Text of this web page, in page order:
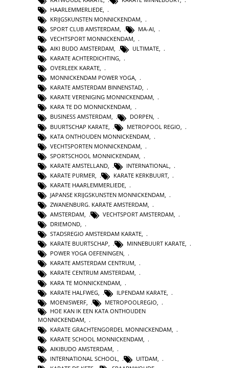
HAARLEMMERLIEDE
KRIJGSKUNSTEN MONNICKENDAM
SPORT CLUB AMSTERDAM
MA-AI
VECHTSPORT MONNICKENDAM
AIKI BUDO AMSTERDAM, ULTIMATE,
KARATE ACHTERDICHTING,
OVERLEEK KARATE,
MONNICKENDAM POWER YOGA,
KARATE AMSTERDAM BINNENSTAD,
KARATE VERENIGING MONNICKENDAM,
KARA TE DO MONNICKENDAM,
BUSINESS AMSTERDAM, DORPEN,
BUURTSCHAP KARATE
METROPOOL REGIO
KATA ONTHOUDEN MONNICKENDAM
VECHTSPORTEN MONNICKENDAM
SPORTSCHOOL MONNICKENDAM
KARATE AMSTELLAND
INTERNATIONAL
KARATE PURMER
KARATE KERKBUURT
KARATE HAARLEMMERLIEDE
JAPANSE KRIJGSKUNSTEN MONNICKENDAM
ZWANENBURG. KARATE AMSTERDAM,
AMSTERDAM, VECHTSPORT AMSTERDAM,
DRIEMOND,
STADSREGIO AMSTERDAM KARATE,
KARATE BUURTSCHAP, MINNEBUURT KARATE,
POWER YOGA OEFENINGEN,
KARATE AMSTERDAM CENTRUM,
KARATE CENTRUM AMSTERDAM,
KARA TE MONNICKENDAM
KARATE HALFWEG
ILPENDAM KARATE
MOENISWERF
METROPOOLREGIO
HOE KAN IK EEN KATA ONTHOUDEN
MONNICKENDAM
KARATE GRACHTENGORDEL MONNICKENDAM
KARATE SCHOOL MONNICKENDAM
AIKIBUDO AMSTERDAM
INTERNATIONAL SCHOOL
UITDAM